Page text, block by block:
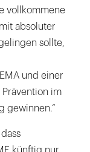
vollkommene
absoluter
sollte,
und einer
im
gewinnen.“